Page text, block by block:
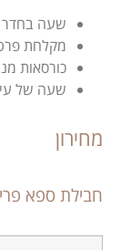
שעה בחדר
מקלחת
כורסאות
שעה של
מחירון
חבילת ספא